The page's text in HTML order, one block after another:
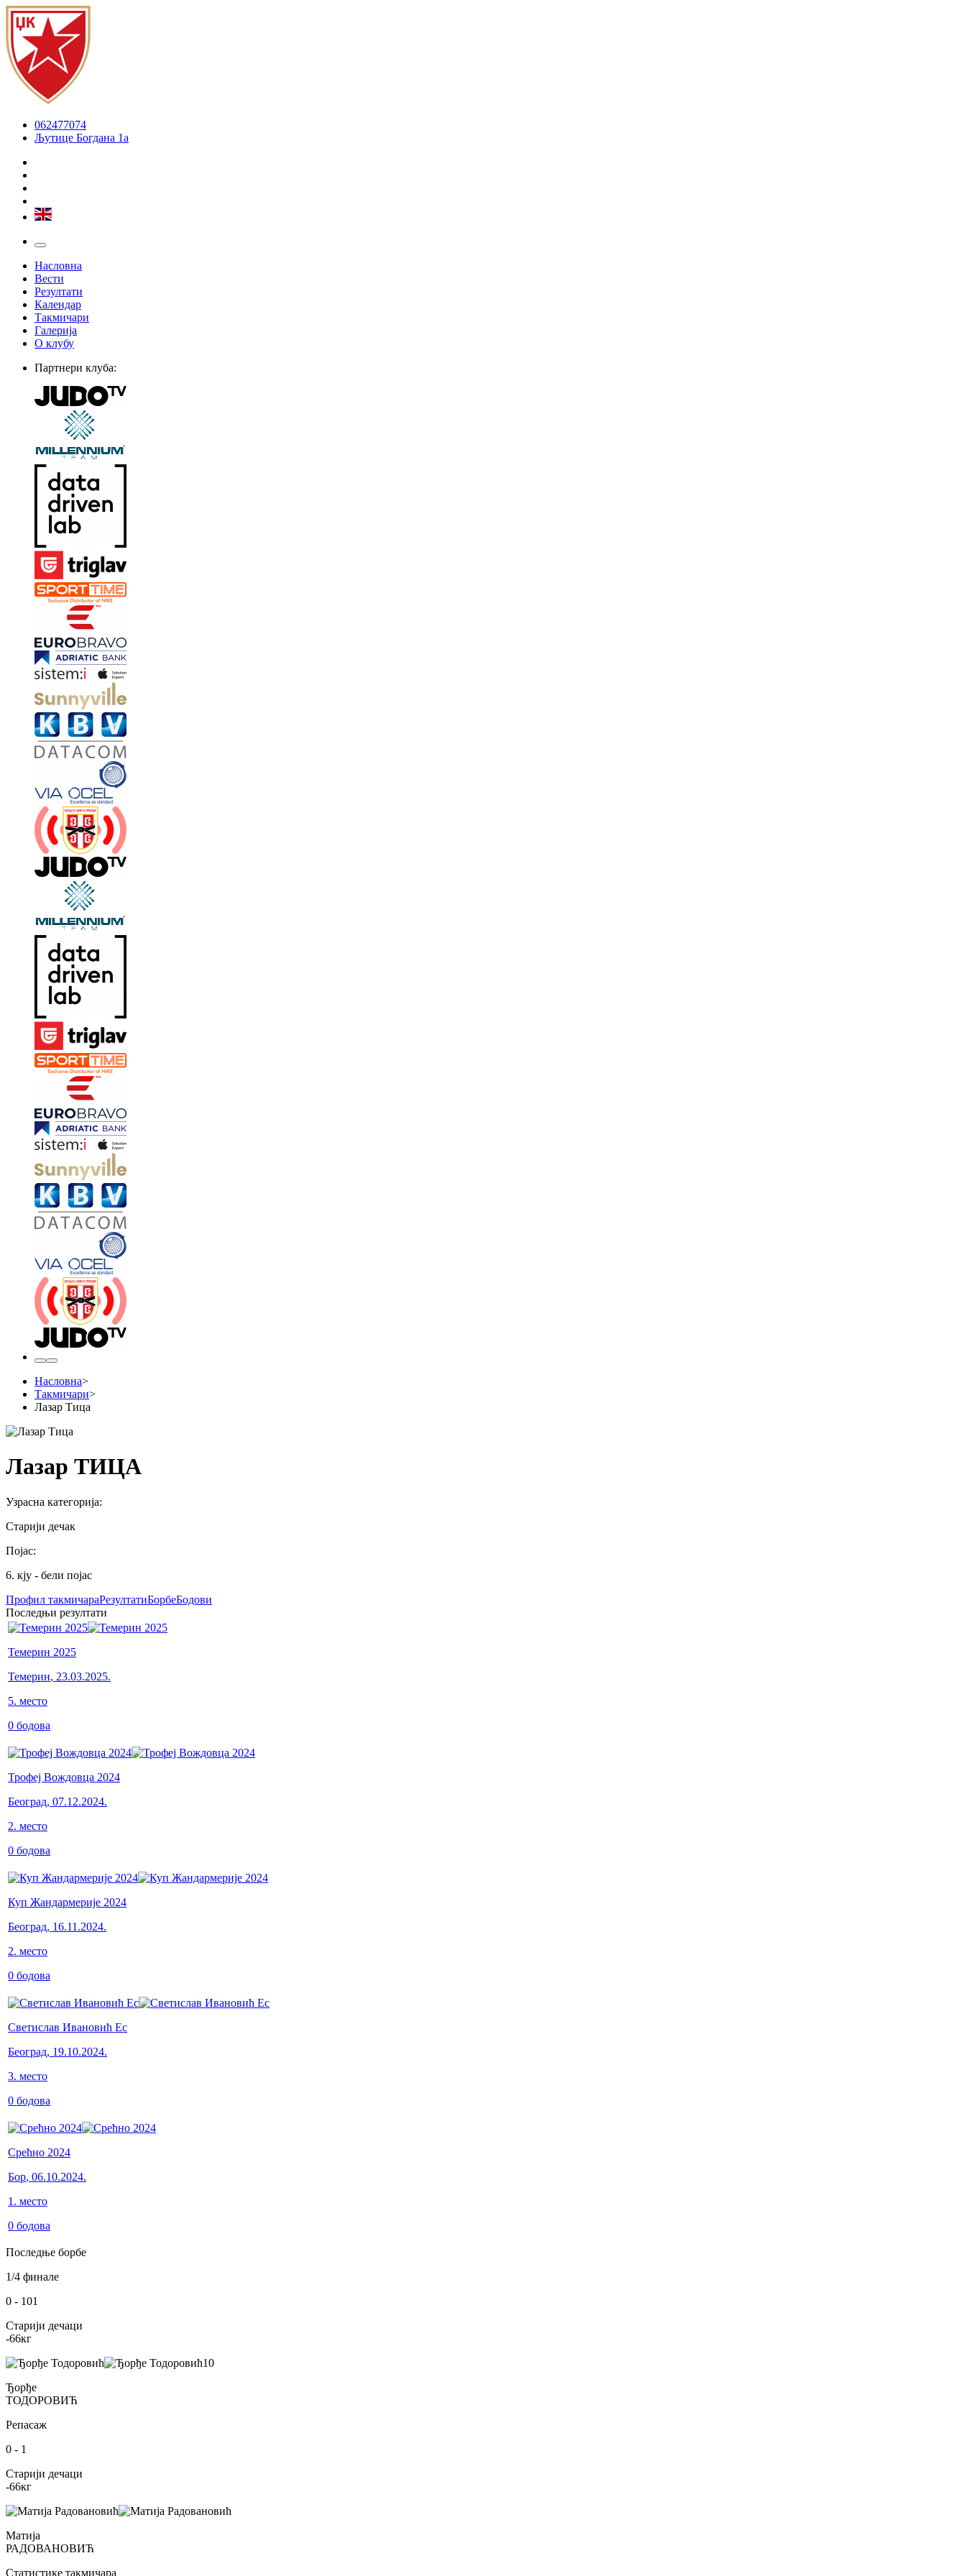
062477074
Љутице Богдана 1а
Насловна
Вести
Резултати
Календар
Такмичари
Галерија
О клубу
Партнери клуба:
Насловна>
Такмичари>
Лазар Тица
Лазар ТИЦА
Узрасна категорија:
Старији дечак
Појас:
6. кју - бели појас
Профил такмичараРезултатиБорбеБодови
Последњи резултати
Темерин 2025
Темерин, 23.03.2025.
5. место
0 бодова
Трофеј Вождовца 2024
Београд, 07.12.2024.
2. место
0 бодова
Куп Жандармерије 2024
Београд, 16.11.2024.
2. место
0 бодова
Светислав Ивановић Ес
Београд, 19.10.2024.
3. место
0 бодова
Срећно 2024
Бор, 06.10.2024.
1 . место
0 бодова
Последње борбе
1/4 финале
0 - 101
Старији дечаци
-66кг
10
Ђорђе
ТОДОРОВИЋ
Репасаж
0 - 1
Старији дечаци
-66кг
Матија
РАДОВАНОВИЋ
Статистике такмичара